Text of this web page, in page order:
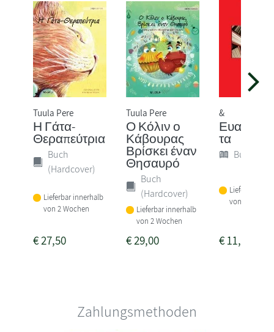
Tuula Pere
Η Γάτα-
Θεραπεύτρια
Buch
(Hardcover)
Lieferbar innerhalb
von 2 Wochen
€27,50
Tuula Pere
Ο Κόλιν ο
Κάβουρας
Βρίσκει έναν
Θησαυρό
Buch
(Hardcover)
Lieferbar innerhalb
von 2 Wochen
€29,00
&
τα
Buch
Lieferbar
von 2
€11,00
Zahlungsmethoden